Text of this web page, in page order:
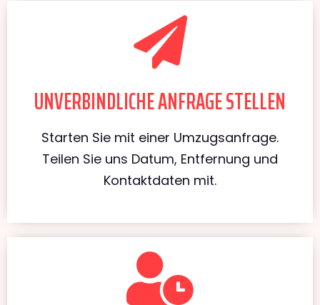
UNVERBINDLICHE ANFRAGE STELLEN
Starten Sie mit einer Umzugsanfrage.
Teilen Sie uns Datum, Entfernung und
Kontaktdaten mit.